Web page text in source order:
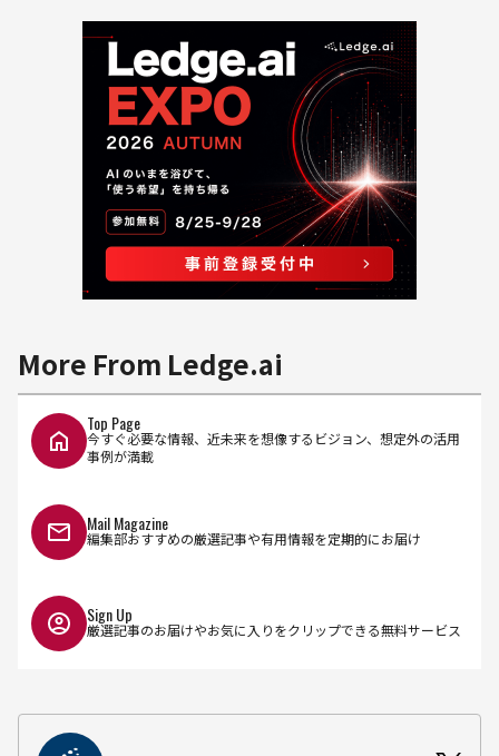
More From Ledge.ai
Top Page
今すぐ必要な情報、近未来を想像するビジョン、想定外の活用
事例が満載
Mail Magazine
編集部おすすめの厳選記事や有用情報を定期的にお届け
Sign Up
厳選記事のお届けやお気に入りをクリップできる無料サービス